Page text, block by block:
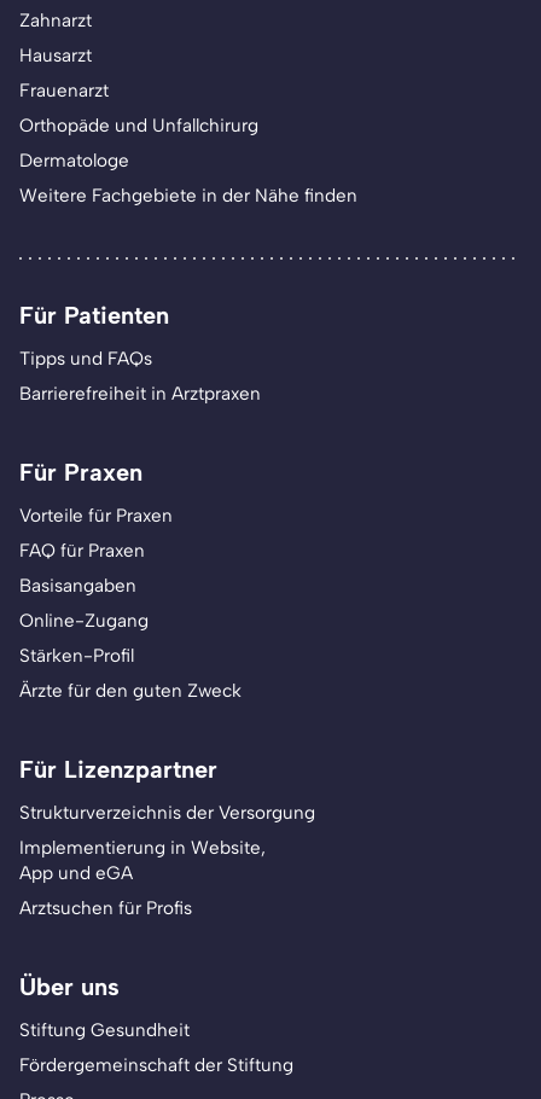
Zahnarzt
Hausarzt
Frauenarzt
Orthopäde und Unfallchirurg
Dermatologe
Weitere Fachgebiete in der Nähe finden
Für Patienten
Tipps und FAQs
Barrierefreiheit in Arztpraxen
Für Praxen
Vorteile für Praxen
FAQ für Praxen
Basisangaben
Online-Zugang
Stärken-Profil
Ärzte für den guten Zweck
Für Lizenzpartner
Strukturverzeichnis der Versorgung
Implementierung in Website,
App und eGA
Arztsuchen für Profis
Über uns
Stiftung Gesundheit
Fördergemeinschaft der Stiftung